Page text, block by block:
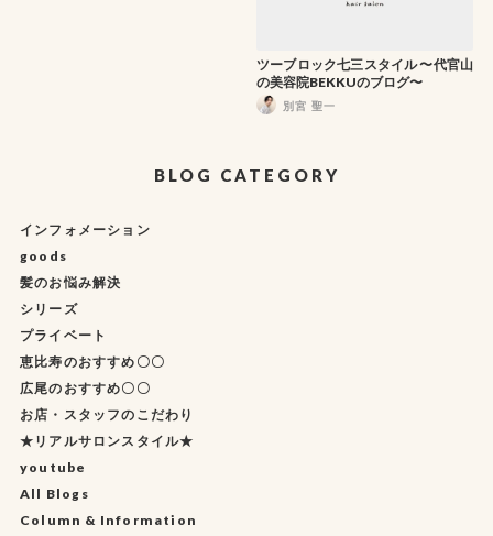
ツーブロック七三スタイル 〜代官山
の美容院BEKKUのブログ〜
別宮 聖一
BLOG CATEGORY
インフォメーション
goods
髪のお悩み解決
シリーズ
プライベート
恵比寿のおすすめ〇〇
広尾のおすすめ〇〇
お店・スタッフのこだわり
★リアルサロンスタイル★
youtube
All Blogs
Column & Information